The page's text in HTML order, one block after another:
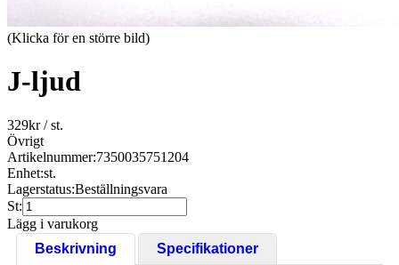
(Klicka för en större bild)
J-ljud
329kr/ st.
Övrigt
Artikelnummer:7350035751204
Enhet:st.
Lagerstatus:Beställningsvara
St:
Lägg i varukorg
Beskrivning
Specifikationer